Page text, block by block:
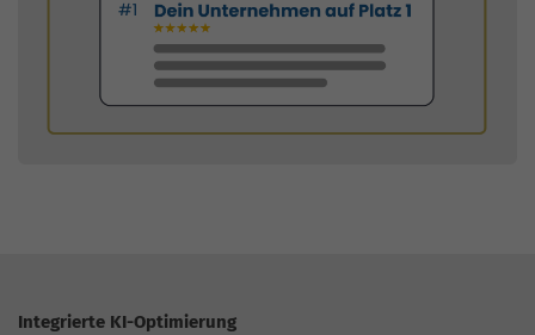
Integrierte KI-Optimierung